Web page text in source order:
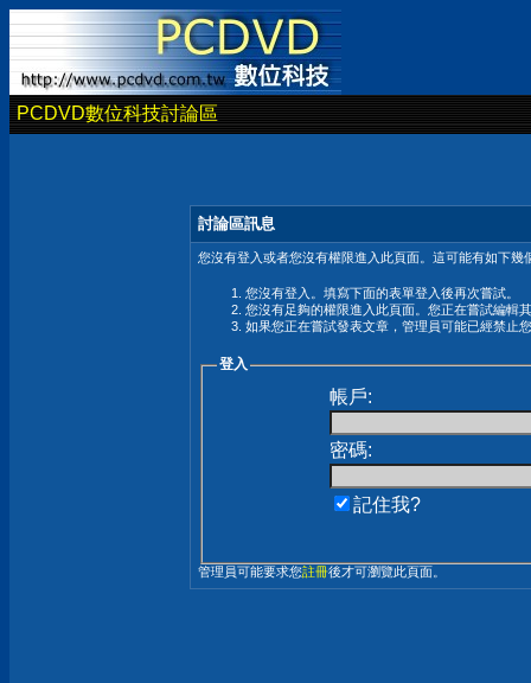
PCDVD數位科技討論區
討論區訊息
您沒有登入或者您沒有權限進入此頁面。這可能有如下幾
您沒有登入。填寫下面的表單登入後再次嘗試。
您沒有足夠的權限進入此頁面。您正在嘗試編輯
如果您正在嘗試發表文章，管理員可能已經禁止
登入
帳戶:
密碼:
記住我?
管理員可能要求您註冊後才可瀏覽此頁面。